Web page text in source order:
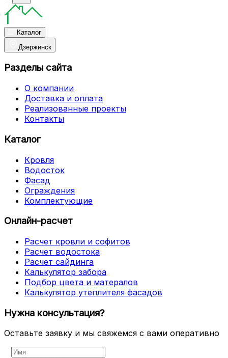
Каталог
Дзержинск
Разделы сайта
О компании
Доставка и оплата
Реализованные проекты
Контакты
Каталог
Кровля
Водосток
Фасад
Ограждения
Комплектующие
Онлайн-расчет
Расчет кровли и софитов
Расчет водостока
Расчет сайдинга
Калькулятор забора
Подбор цвета и матералов
Калькулятор утеплителя фасадов
Нужна консультация?
Оставьте заявку и мы свяжемся с вами оперативно